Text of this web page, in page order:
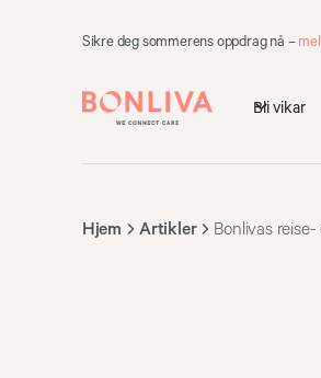
Sikre deg sommerens oppdrag nå –
Bli vikar
Hjem Artikler Bonlivas